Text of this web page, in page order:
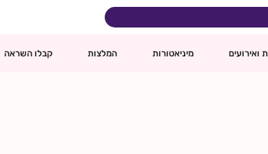
ואירועים מיניאטורות המלצות קבלו השראה